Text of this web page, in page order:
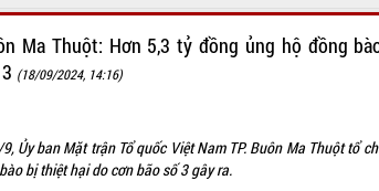
Ma Thuột: Hơn 5,3 tỷ đồng ủng hộ đồng
(18/09/2024, 14:16)
Ủy ban Mặt trận Tổ quốc Việt Nam TP. Buôn Ma Thuột tổ
bị thiệt hại do cơn bão số 3 gây ra.